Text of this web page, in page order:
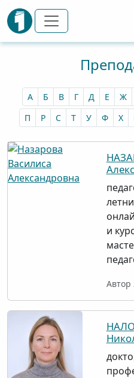
А Б В Г Д Е Ж
П
Р С Т У Ф Х
и
Автор